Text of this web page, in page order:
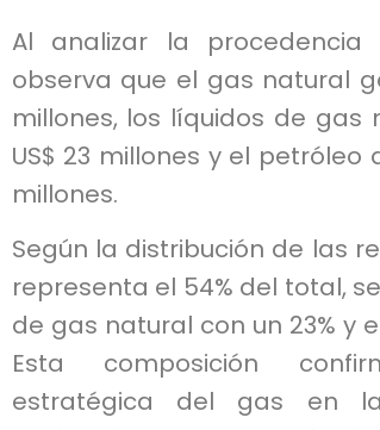
Al analizar la
observa que el gas natural
millones, los líquidos de gas
US$ 23 millones y el petróleo
millones.
Según la distribución de las
representa el 54% del total,
de gas natural con un 23% y
Esta composición
estratégica del gas en